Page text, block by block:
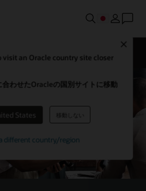
visit an Oracle country site closer
合わせたOracleの国別サイトに移動
States 移動しない
different country/region